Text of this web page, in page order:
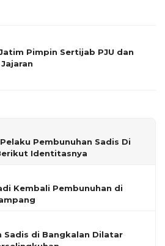
Pimpin Sertijab PJU dan
Pembunuhan Sadis Di
Identitasnya
Kembali Pembunuhan di
Sadis di Bangkalan Dilatar